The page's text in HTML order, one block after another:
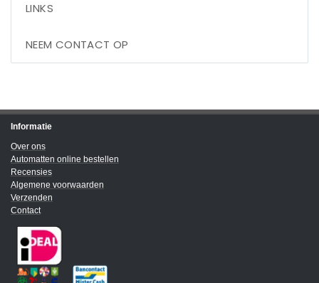
LINKS
NEEM CONTACT OP
Informatie
Over ons
Automatten online bestellen
Recensies
Algemene voorwaarden
Verzenden
Contact